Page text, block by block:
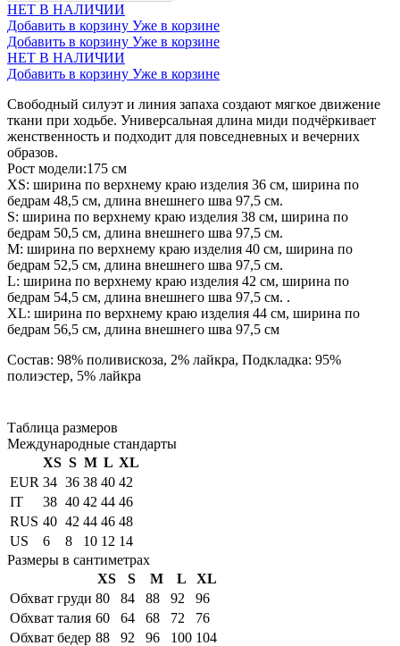
НЕТ В НАЛИЧИИ
Добавить в корзину Уже в корзине
Добавить в корзину Уже в корзине
НЕТ В НАЛИЧИИ
Добавить в корзину Уже в корзине
Свободный силуэт и линия запаха создают мягкое движение
ткани при ходьбе. Универсальная длина миди подчёркивает
женственность и подходит для повседневных и вечерних
образов.
Рост модели:175 см
XS: ширина по верхнему краю изделия 36 см, ширина по
бедрам 48,5 см, длина внешнего шва 97,5 см.
S: ширина по верхнему краю изделия 38 см, ширина по
бедрам 50,5 см, длина внешнего шва 97,5 см.
М: ширина по верхнему краю изделия 40 см, ширина по
бедрам 52,5 см, длина внешнего шва 97,5 см.
L: ширина по верхнему краю изделия 42 см, ширина по
бедрам 54,5 см, длина внешнего шва 97,5 см. .
XL: ширина по верхнему краю изделия 44 см, ширина по
бедрам 56,5 см, длина внешнего шва 97,5 см
Состав: 98% поливискоза, 2% лайкра, Подкладка: 95%
полиэстер, 5% лайкра
Таблица размеров
Международные стандарты
XS S M L XL
EUR 34 36 38 40 42
IT
38 40 42 44 46
RUS 40 42 44 46 48
US
6 8 10 12 14
Размеры в сантиметрах
XS
S M L
XL
Обхват груди 80 84 88 92
96
Обхват талия 60 64 68 72
76
Обхват бедер 88 92 96 100 104